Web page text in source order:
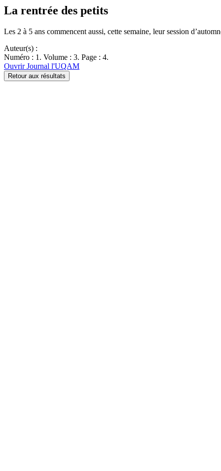
La rentrée des petits
Les 2 à 5 ans commencent aussi, cette semaine, leur session
Auteur(s) :
Numéro : 1. Volume : 3. Page : 4.
Ouvrir Journal l'UQAM
Retour aux résultats